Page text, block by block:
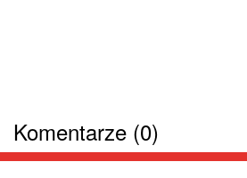
Komentarze (0)